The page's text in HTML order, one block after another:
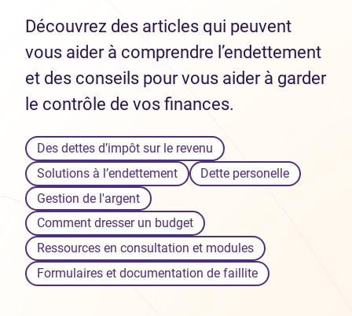
Découvrez des articles qui peuvent
vous aider à comprendre l’endettement
et des conseils pour vous aider à garder
le contrôle de vos finances.
Des dettes d’impôt sur le revenu
Solutions à l’endettement
Dette personelle
Gestion de l'argent
Comment dresser un budget
Ressources en consultation et modules
Formulaires et documentation de faillite